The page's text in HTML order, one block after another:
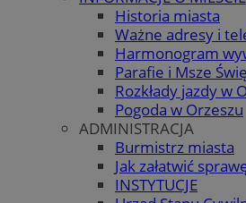
Historia miasta
Ważne adresy i
Harmonogram
Parafie i Msze
Rozkłady jazdy w
Pogoda w Orzeszu
ADMINISTRACJA
Burmistrz miasta
Jak załatwić
INSTYTUCJE